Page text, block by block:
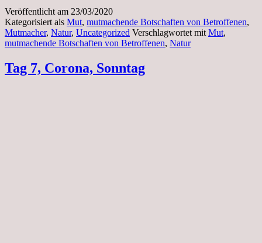
Veröffentlicht am 23/03/2020
Kategorisiert als Mut, mutmachende Botschaften von Betroffenen,
Mutmacher, Natur, Uncategorized Verschlagwortet mit Mut,
mutmachende Botschaften von Betroffenen, Natur
Tag 7, Corona, Sonntag